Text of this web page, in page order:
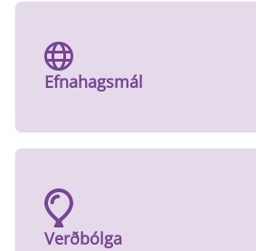
Efnahagsmál
Verðbólga